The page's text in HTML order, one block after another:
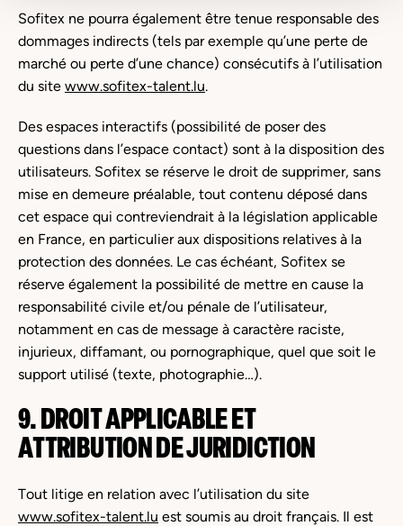
Sofitex ne pourra également être tenue responsable des
dommages indirects (tels par exemple qu’une perte de
marché ou perte d’une chance) consécutifs à l’utilisation
du site www.sofitex-talent.lu.
Des espaces interactifs (possibilité de poser des
questions dans l’espace contact) sont à la disposition des
utilisateurs. Sofitex se réserve le droit de supprimer, sans
mise en demeure préalable, tout contenu déposé dans
cet espace qui contreviendrait à la législation applicable
en France, en particulier aux dispositions relatives à la
protection des données. Le cas échéant, Sofitex se
réserve également la possibilité de mettre en cause la
responsabilité civile et/ou pénale de l’utilisateur,
notamment en cas de message à caractère raciste,
injurieux, diffamant, ou pornographique, quel que soit le
support utilisé (texte, photographie…).
9. DROIT APPLICABLE ET
ATTRIBUTION DE JURIDICTION
Tout litige en relation avec l’utilisation du site
www.sofitex-talent.lu est soumis au droit français. Il est